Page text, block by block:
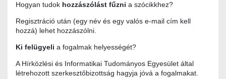
Hogyan tudok hozzászólást fűzni a szócikkhez?
Regisztráció után (egy név és egy valós e-mail cím kell
hozzá) lehet hozzászólni.
Ki felügyeli a fogalmak helyességét?
A Hírközlési és Informatikai Tudományos Egyesület által
létrehozott szerkesztőbizottság hagyja jóvá a fogalmakat.